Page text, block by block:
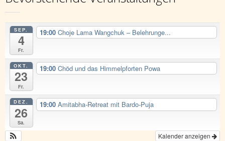
SEP.
4
Fr.
19:00 Choje Lama Wangchuk – Belehrunge...
OKT.
23
Fr.
19:00 Chöd und das Himmelpforten Powa
DEZ.
26
Sa.
19:00 Amitabha-Retreat mit Bardo-Puja
Kalender anzeigen